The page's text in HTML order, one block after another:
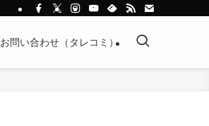
お問い合わせ（タレコミ）